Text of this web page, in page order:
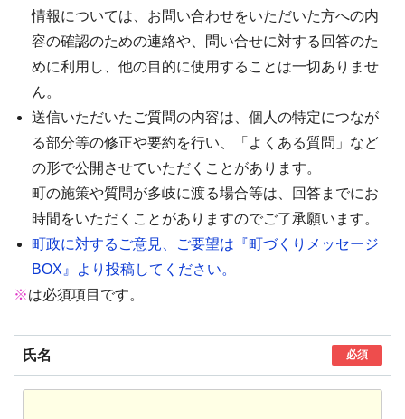
情報については、お問い合わせをいただいた方への内
容の確認のための連絡や、問い合せに対する回答のた
めに利用し、他の目的に使用することは一切ありませ
ん。
送信いただいたご質問の内容は、個人の特定につなが
る部分等の修正や要約を行い、「よくある質問」など
の形で公開させていただくことがあります。
町の施策や質問が多岐に渡る場合等は、回答までにお
時間をいただくことがありますのでご了承願います。
町政に対するご意見、ご要望は『町づくりメッセージ
BOX』より投稿してください。
※は必須項目です。
氏名 必須